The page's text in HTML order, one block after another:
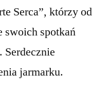
Serca”, którzy od
swoich spotkań
jarmarku.